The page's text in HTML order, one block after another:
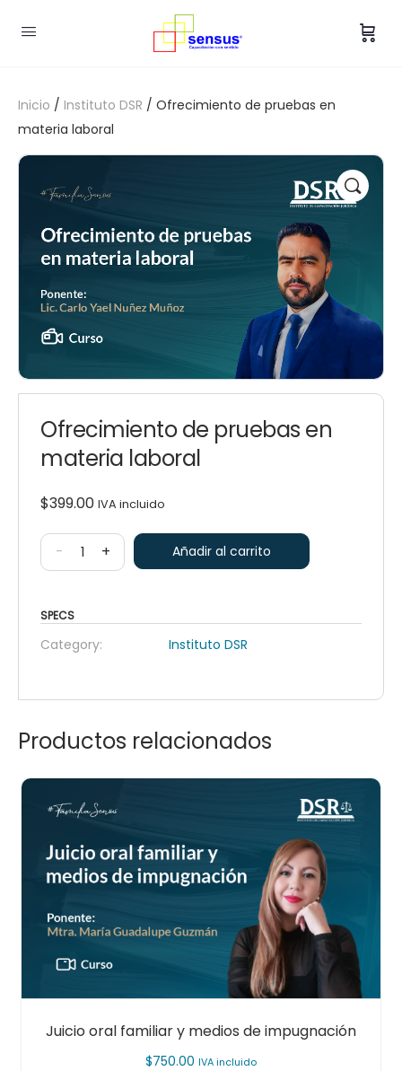
Inicio / Instituto DSR / Ofrecimiento de pruebas en
materia laboral
Ofrecimiento de pruebas en
materia laboral
$399.00 IVA incluido
- + Añadir al carrito
SPECS
Category: Instituto DSR
Productos relacionados
Juicio oral familiar y medios de impugnación
$750.00 IVA incluido